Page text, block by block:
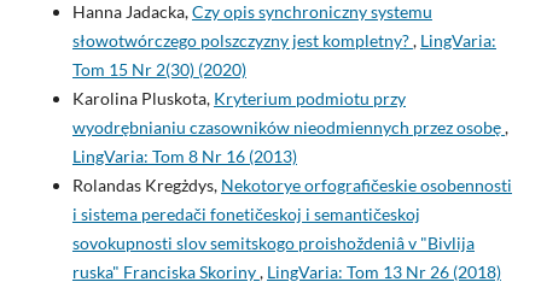
Hanna Jadacka,Czy opis synchroniczny systemu
słowotwórczego polszczyzny jest kompletny?, LingVaria:
Tom 15 Nr 2(30) (2020)
Karolina Pluskota, Kryterium podmiotu przy
wyodrębnianiu czasowników nieodmiennych przez osobę,
LingVaria: Tom 8 Nr 16 (2013)
Rolandas Kregżdys, Nekotorye orfografičeskie osobennosti
i sistema peredači fonetičeskoj i semantičeskoj
sovokupnosti slov semitskogo proishoždeniâ v "Bivlija
ruska" Franciska Skoriny, LingVaria: Tom 13 Nr 26 (2018)